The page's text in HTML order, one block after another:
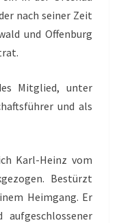
nach seiner Zeit
und Offenburg
Mitglied, unter
und als
Karl-Heinz vom
Bestürzt
Heimgang. Er